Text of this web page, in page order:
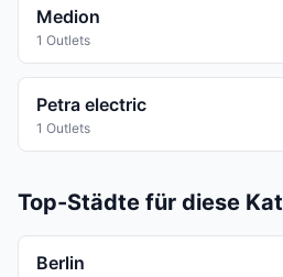
Medion
1 Outlets
Petra electric
1 Outlets
Top-Städte für diese
Berlin